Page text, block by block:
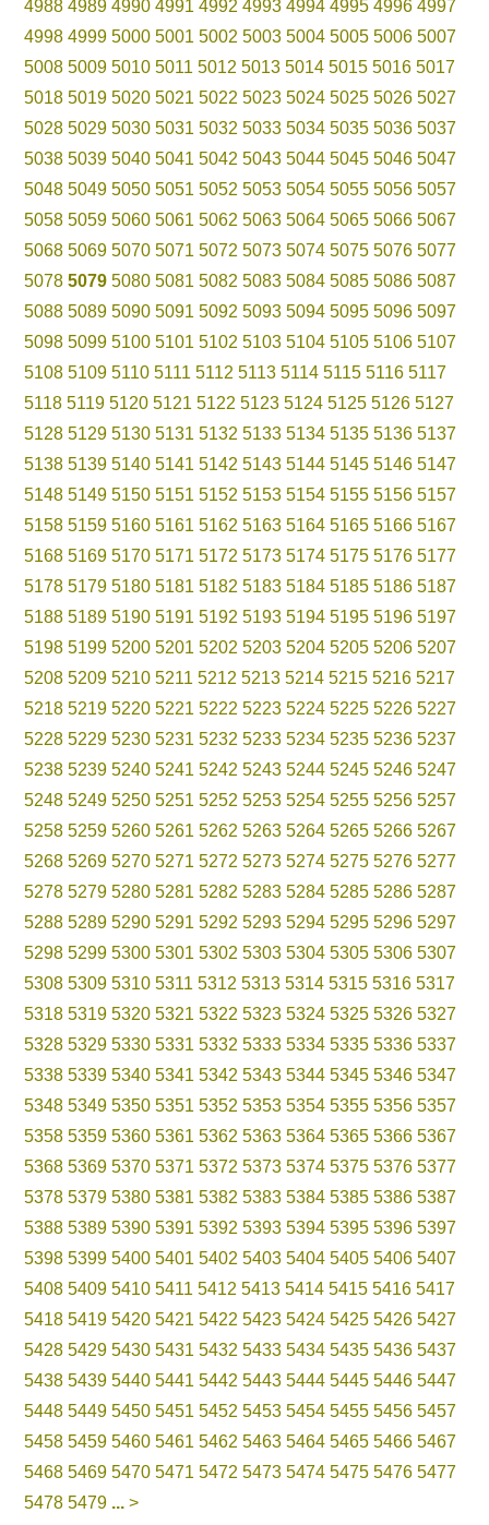
4988 4989 4990 4991 4992 4993 4994 4995 4996 4997
4998 4999 5000 5001 5002 5003 5004 5005 5006 5007
5008 5009 5010 5011 5012 5013 5014 5015 5016 5017
5018 5019 5020 5021 5022 5023 5024 5025 5026 5027
5028 5029 5030 5031 5032 5033 5034 5035 5036 5037
5038 5039 5040 5041 5042 5043 5044 5045 5046 5047
5048 5049 5050 5051 5052 5053 5054 5055 5056 5057
5058 5059 5060 5061 5062 5063 5064 5065 5066 5067
5068 5069 5070 5071 5072 5073 5074 5075 5076 5077
5078 5079 5080 5081 5082 5083 5084 5085 5086 5087
5088 5089 5090 5091 5092 5093 5094 5095 5096 5097
5098 5099 5100 5101 5102 5103 5104 5105 5106 5107
5108 5109 5110 5111 5112 5113 5114 5115 5116 5117
5118 5119 5120 5121 5122 5123 5124 5125 5126 5127
5128 5129 5130 5131 5132 5133 5134 5135 5136 5137
5138 5139 5140 5141 5142 5143 5144 5145 5146 5147
5148 5149 5150 5151 5152 5153 5154 5155 5156 5157
5158 5159 5160 5161 5162 5163 5164 5165 5166 5167
5168 5169 5170 5171 5172 5173 5174 5175 5176 5177
5178 5179 5180 5181 5182 5183 5184 5185 5186 5187
5188 5189 5190 5191 5192 5193 5194 5195 5196 5197
5198 5199 5200 5201 5202 5203 5204 5205 5206 5207
5208 5209 5210 5211 5212 5213 5214 5215 5216 5217
5218 5219 5220 5221 5222 5223 5224 5225 5226 5227
5228 5229 5230 5231 5232 5233 5234 5235 5236 5237
5238 5239 5240 5241 5242 5243 5244 5245 5246 5247
5248 5249 5250 5251 5252 5253 5254 5255 5256 5257
5258 5259 5260 5261 5262 5263 5264 5265 5266 5267
5268 5269 5270 5271 5272 5273 5274 5275 5276 5277
5278 5279 5280 5281 5282 5283 5284 5285 5286 5287
5288 5289 5290 5291 5292 5293 5294 5295 5296 5297
5298 5299 5300 5301 5302 5303 5304 5305 5306 5307
5308 5309 5310 5311 5312 5313 5314 5315 5316 5317
5318 5319 5320 5321 5322 5323 5324 5325 5326 5327
5328 5329 5330 5331 5332 5333 5334 5335 5336 5337
5338 5339 5340 5341 5342 5343 5344 5345 5346 5347
5348 5349 5350 5351 5352 5353 5354 5355 5356 5357
5358 5359 5360 5361 5362 5363 5364 5365 5366 5367
5368 5369 5370 5371 5372 5373 5374 5375 5376 5377
5378 5379 5380 5381 5382 5383 5384 5385 5386 5387
5388 5389 5390 5391 5392 5393 5394 5395 5396 5397
5398 5399 5400 5401 5402 5403 5404 5405 5406 5407
5408 5409 5410 5411 5412 5413 5414 5415 5416 5417
5418 5419 5420 5421 5422 5423 5424 5425 5426 5427
5428 5429 5430 5431 5432 5433 5434 5435 5436 5437
5438 5439 5440 5441 5442 5443 5444 5445 5446 5447
5448 5449 5450 5451 5452 5453 5454 5455 5456 5457
5458 5459 5460 5461 5462 5463 5464 5465 5466 5467
5468 5469 5470 5471 5472 5473 5474 5475 5476 5477
5478 5479 ... >